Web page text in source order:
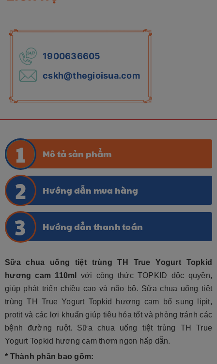
1900636605
cskh@thegioisua.com
Mô tả sản phẩm
Hướng dẫn mua hàng
Hướng dẫn thanh toán
Sữa chua uống tiệt trùng TH True Yogurt Topkid
hương cam 110ml
với công thức TOPKID độc quyền,
giúp phát triển chiều cao và não bộ. Sữa chua uống tiệt
trùng TH True Yogurt Topkid hương cam bổ sung lipit,
protit và các lợi khuẩn giúp tiêu hóa tốt và phòng tránh các
bệnh đường ruột. Sữa chua uống tiệt trùng
TH True
Yogurt Topkid hương cam thơm ngon hấp dẫn.
* Thành phần bao gồm: